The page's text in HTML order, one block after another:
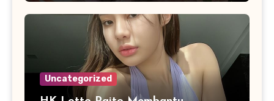
Uncategorized